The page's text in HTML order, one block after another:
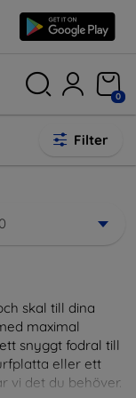
0
Filter
skal till dina
maximal
snyggt fodral till
eller ett
vi det du behöver.